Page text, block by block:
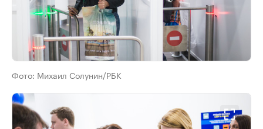
Фото: Михаил Солунин/РБК